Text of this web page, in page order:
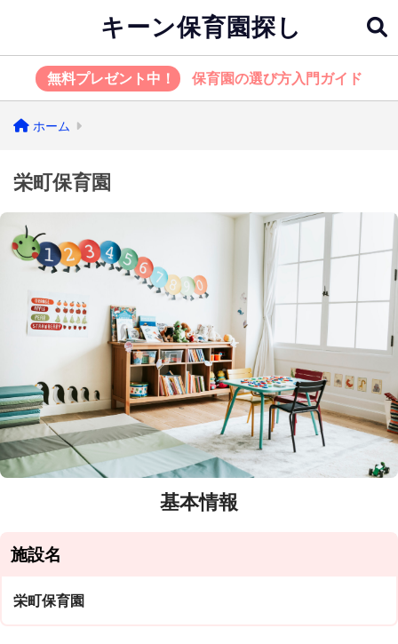
キーン保育園探し
無料プレゼント中！ 保育園の選び方入門ガイド
ホーム
栄町保育園
基本情報
施設名
栄町保育園